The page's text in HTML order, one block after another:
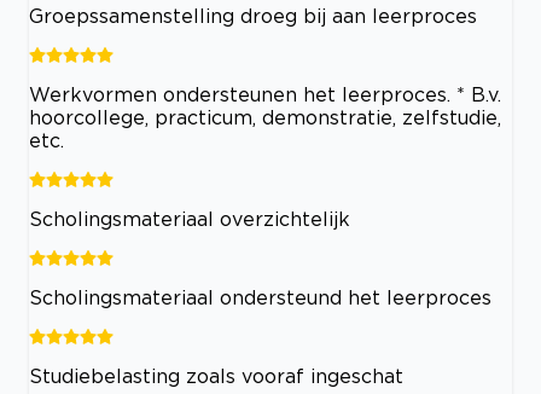
Groepssamenstelling droeg bij aan leerproces
Werkvormen ondersteunen het leerproces. * B.v.
hoorcollege, practicum, demonstratie, zelfstudie,
etc.
Scholingsmateriaal overzichtelijk
Scholingsmateriaal ondersteund het leerproces
Studiebelasting zoals vooraf ingeschat